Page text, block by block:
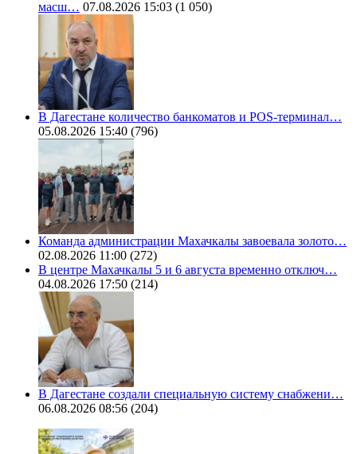
масш… 07.08.2026 15:03 (1 050)
В Дагестане количество банкоматов и POS-терминал…
05.08.2026 15:40 (796)
Команда администрации Махачкалы завоевала золото…
02.08.2026 11:00 (272)
В центре Махачкалы 5 и 6 августа временно отключ…
04.08.2026 17:50 (214)
В Дагестане создали специальную систему снабжени…
06.08.2026 08:56 (204)